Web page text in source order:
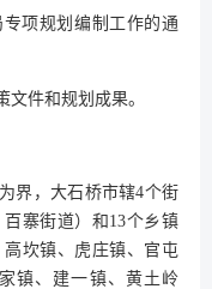
专项规划编制工作的通
件和规划成果。
界，大石桥市辖4个街
寨街道）和13个乡镇
高坎镇、虎庄镇、官屯
镇、建一镇、黄土岭